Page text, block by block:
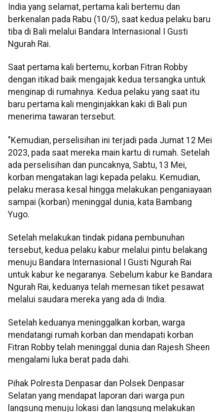
India yang selamat, pertama kali bertemu dan
berkenalan pada Rabu (10/5), saat kedua pelaku baru
tiba di Bali melalui Bandara Internasional I Gusti
Ngurah Rai.
Saat pertama kali bertemu, korban Fitran Robby
dengan itikad baik mengajak kedua tersangka untuk
menginap di rumahnya. Kedua pelaku yang saat itu
baru pertama kali menginjakkan kaki di Bali pun
menerima tawaran tersebut.
"Kemudian, perselisihan ini terjadi pada Jumat 12 Mei
2023, pada saat mereka main kartu di rumah. Setelah
ada perselisihan dan puncaknya, Sabtu, 13 Mei,
korban mengatakan lagi kepada pelaku. Kemudian,
pelaku merasa kesal hingga melakukan penganiayaan
sampai (korban) meninggal dunia, kata Bambang
Yugo.
Setelah melakukan tindak pidana pembunuhan
tersebut, kedua pelaku kabur melalui pintu belakang
menuju Bandara Internasional I Gusti Ngurah Rai
untuk kabur ke negaranya. Sebelum kabur ke Bandara
Ngurah Rai, keduanya telah memesan tiket pesawat
melalui saudara mereka yang ada di India.
Setelah keduanya meninggalkan korban, warga
mendatangi rumah korban dan mendapati korban
Fitran Robby telah meninggal dunia dan Rajesh Sheen
mengalami luka berat pada dahi.
Pihak Polresta Denpasar dan Polsek Denpasar
Selatan yang mendapat laporan dari warga pun
langsung menuju lokasi dan langsung melakukan